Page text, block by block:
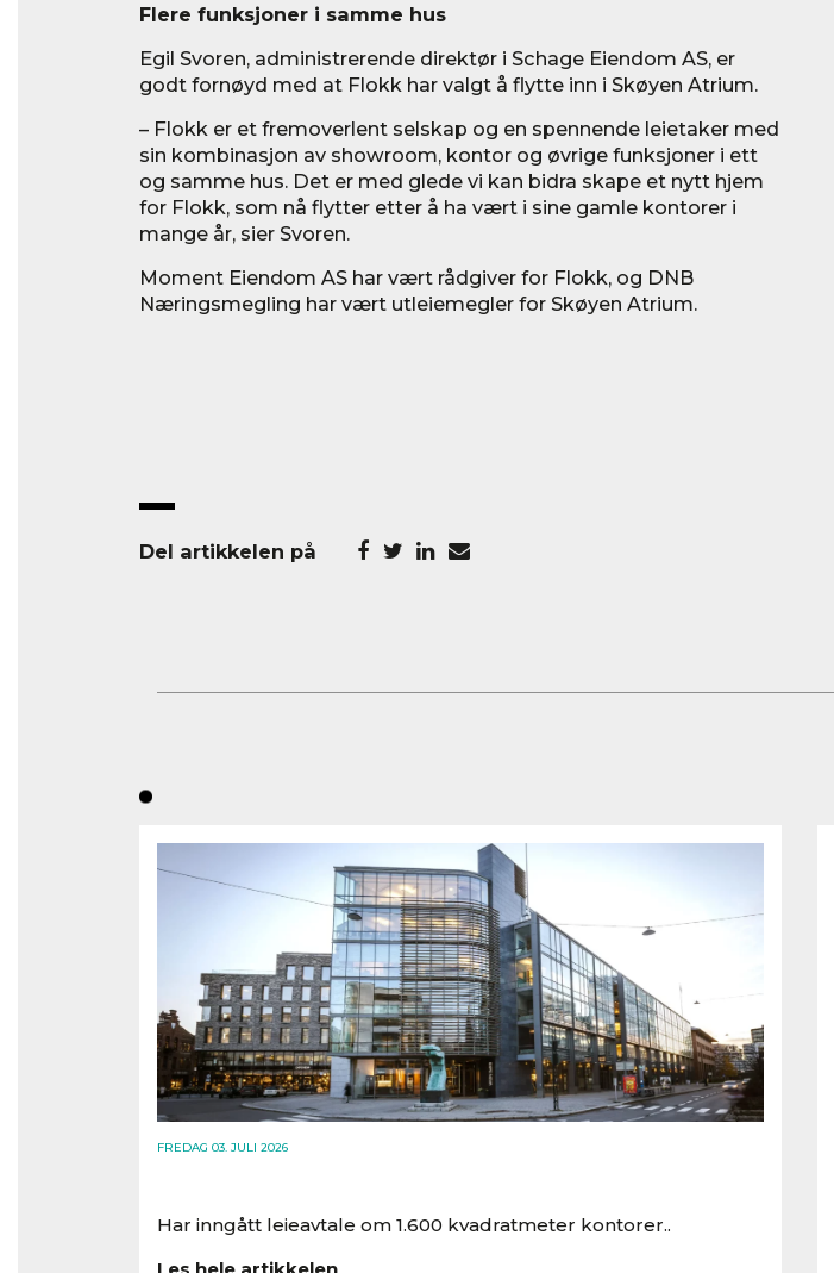
Flere funksjoner i samme hus
Egil Svoren, administrerende direktør i Schage Eiendom AS, er
godt fornøyd med at Flokk har valgt å flytte inn i Skøyen Atrium.
– Flokk er et fremoverlent selskap og en spennende leietaker med
sin kombinasjon av showroom, kontor og øvrige funksjoner i ett
og samme hus. Det er med glede vi kan bidra skape et nytt hjem
for Flokk, som nå flytter etter å ha vært i sine gamle kontorer i
mange år, sier Svoren.
Moment Eiendom AS har vært rådgiver for Flokk, og DNB
Næringsmegling har vært utleiemegler for Skøyen Atrium.
Del artikkelen på
FREDAG 03. JULI 2026
Har inngått leieavtale om 1.600 kvadratmeter kontorer..